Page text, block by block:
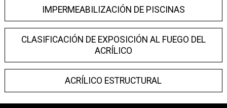
IMPERMEABILIZACIÓN DE PISCINAS
CLASIFICACIÓN DE EXPOSICIÓN AL FUEGO DEL
ACRÍLICO
ACRÍLICO ESTRUCTURAL